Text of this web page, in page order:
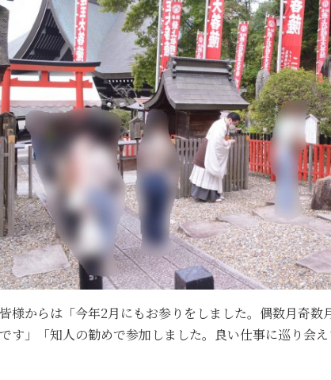
様からは「今年2月にもお参りをしました。偶数月奇
す」「知人の勧めで参加しました。良い仕事に巡り会